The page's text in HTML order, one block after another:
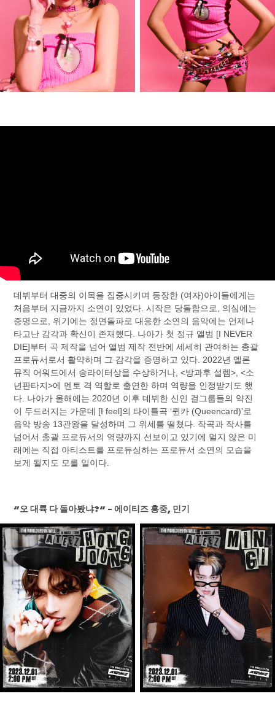
데뷔부터 대중의 이목을 집중시키며 등장한 (여자)아이들에게는
처음부터 지금까지 소연이 있었다. 시작은 당돌함으로, 의심에는
증명으로, 위기에는 정면돌파로 대응한 소연의 음악에는 언제나
타고난 감각과 확신이 존재했다. 나아가 첫 정규 앨범 [I NEVER
DIE]부터 곡 제작을 넘어 앨범 제작 전반에 세세히 관여하는 총괄
프로듀서로서 활약하며 그 감각을 증명하고 있다. 2022년 멜론
뮤직 어워드에서 송라이터상을 수상하거나, <방과후 설렘>, <소
년판타지>에 멘토 격 역할로 출연한 하며 역량을 인정받기도 했
다. 나아가 올해에는 2020년 이후 데뷔한 신인 걸그룹들의 약진
이 두드러지는 가운데 [I feel]의 타이틀곡 ‘퀸카 (Queencard)’로
음악 방송 13관왕을 달성하며 그 위세를 떨쳤다. 작곡과 작사를
넘어서 총괄 프로듀서의 역량까지 선보이고 있기에 멀지 않은 미
래에는 직접 아티스트를 프로듀싱하는 프로듀서 소연의 모습을
보게 될지도 모를 일이다.
“오 대륙 다 돌아봤냐?“ – 에이티즈 홍중, 민기